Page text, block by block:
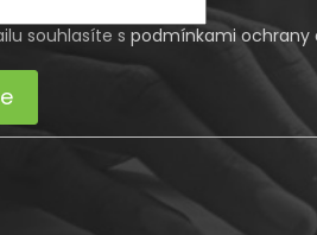
souhlasíte s podmínkami ochrany